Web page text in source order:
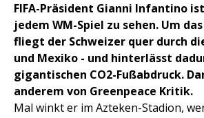
FIFA-Präsident Gianni Infantino
jedem WM-Spiel zu sehen. Um
fliegt der Schweizer quer durch
und Mexiko - und hinterlässt
gigantischen CO2-Fußabdruck.
anderem von Greenpeace Kritik.
Mal winkt er im Azteken-Stadion,